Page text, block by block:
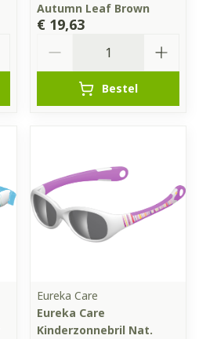
Autumn Leaf Brown
€ 19,63
Bestel
Eureka Care
Eureka Care
Kinderzonnebril Nat.